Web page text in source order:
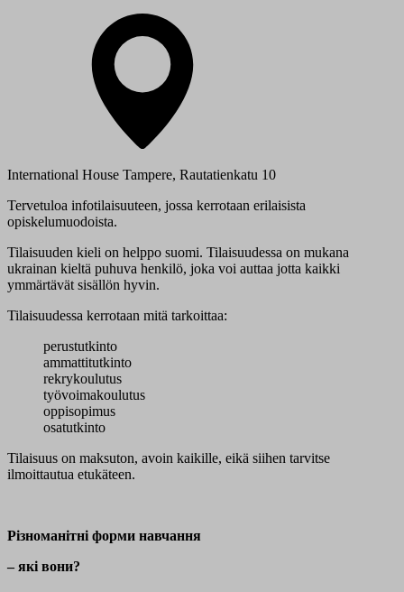
International House Tampere, Rautatienkatu 10
Tervetuloa infotilaisuuteen, jossa kerrotaan erilaisista
opiskelumuodoista.
Tilaisuuden kieli on helppo suomi. Tilaisuudessa on mukana
ukrainan kieltä puhuva henkilö, joka voi auttaa jotta kaikki
ymmärtävät sisällön hyvin.
Tilaisuudessa kerrotaan mitä tarkoittaa:
perustutkinto
ammattitutkinto
rekrykoulutus
työvoimakoulutus
oppisopimus
osatutkinto
Tilaisuus on maksuton, avoin kaikille, eikä siihen tarvitse
ilmoittautua etukäteen.
Різноманітні форми навчання
– які вони?